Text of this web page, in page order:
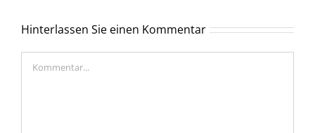
Hinterlassen Sie einen Kommentar